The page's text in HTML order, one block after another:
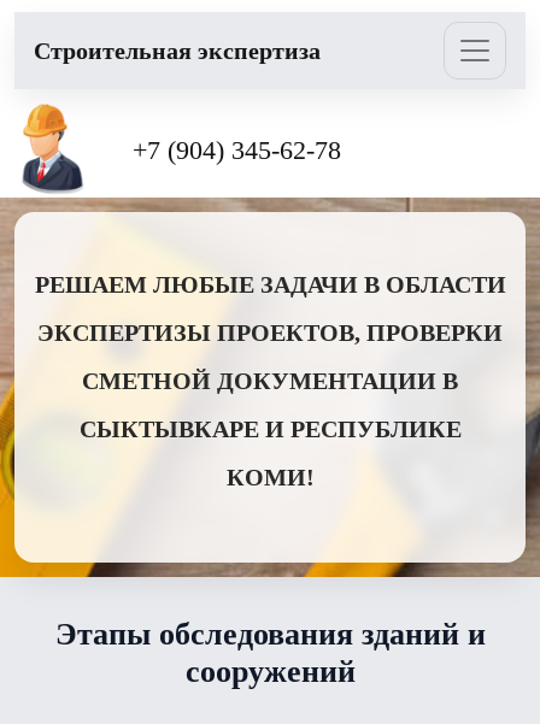
Cтроительная экспертиза
+7 (904) 345-62-78
РЕШАЕМ ЛЮБЫЕ ЗАДАЧИ В ОБЛАСТИ
ЭКСПЕРТИЗЫ ПРОЕКТОВ, ПРОВЕРКИ
СМЕТНОЙ ДОКУМЕНТАЦИИ В
СЫКТЫВКАРЕ И РЕСПУБЛИКЕ
КОМИ!
Этапы обследования зданий и
сооружений